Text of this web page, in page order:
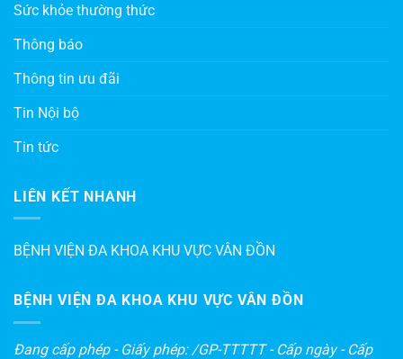
Sức khỏe thường thức
Thông báo
Thông tin ưu đãi
Tin Nội bộ
Tin tức
LIÊN KẾT NHANH
BỆNH VIỆN ĐA KHOA KHU VỰC VÂN ĐỒN
BỆNH VIỆN ĐA KHOA KHU VỰC VÂN ĐỒN
Đang cấp phép - Giấy phép: /GP-TTTTT - Cấp ngày - Cấp